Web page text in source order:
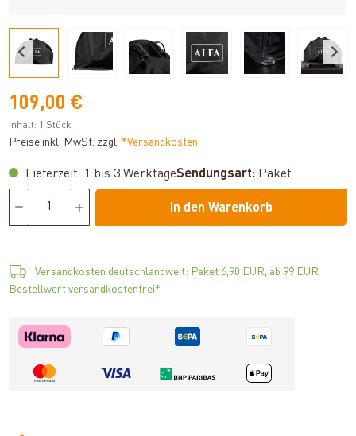
109,00 €
Inhalt: 1 Stück
Preise inkl. MwSt. zzgl. *Versandkosten
Lieferzeit: 1 bis 3 WerktageSendungsart: Paket
In den Warenkorb
Versandkosten deutschlandweit: Paket 6,90 EUR, ab 99 EUR
Bestellwert versandkostenfrei*